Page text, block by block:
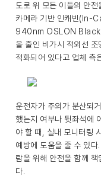
도로 위 모든 이들의 안
카메라 기반 인캐빈(In-
940nm OSLON
을 줄인 비가시 적외선
적화되어 있다고 업체 측
운전자가 주의가 분산되
했는지 여부나 뒷좌석에
야 할 때, 실내 모니터링
예방에 도움을 줄 수 있
람을 위해 안전을 함께 책
다.